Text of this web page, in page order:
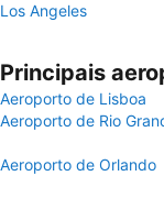
Los Angeles
Principais
Aeroporto de Lisboa
Aeroporto de Rio
Aeroporto de Orlando